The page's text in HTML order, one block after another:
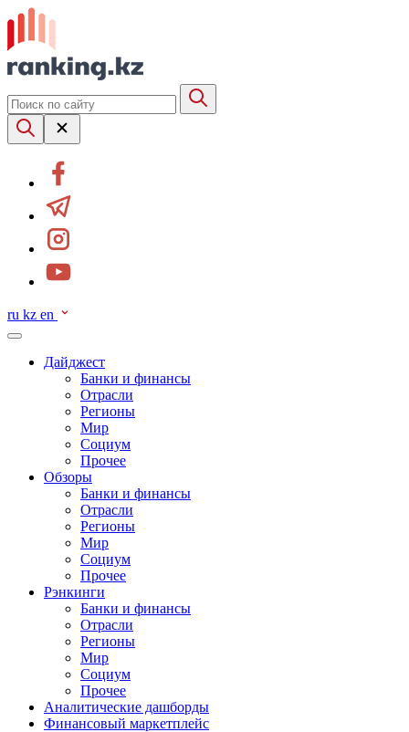
ru kz en
Дайджест
Банки и финансы
Отрасли
Регионы
Мир
Социум
Прочее
Обзоры
Банки и финансы
Отрасли
Регионы
Мир
Социум
Прочее
Рэнкинги
Банки и финансы
Отрасли
Регионы
Мир
Социум
Прочее
Аналитические дашборды
Финансовый маркетплейс